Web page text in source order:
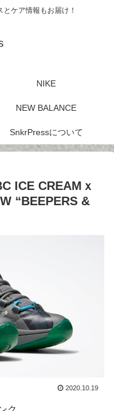
ケア情報もお届け！
NIKE
NEW BALANCE
SnkrPressについて
ICE CREAMｘ
“BEEPERS &
2020.10.19